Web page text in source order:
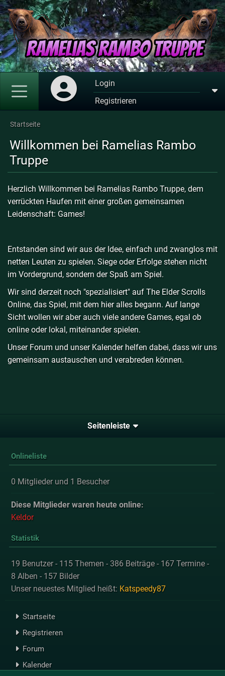
Login
Registrieren
Startseite
Willkommen bei Ramelias Rambo
Truppe
Herzlich Willkommen bei Ramelias Rambo Truppe, dem
verrückten Haufen mit einer großen gemeinsamen
Leidenschaft: Games!
Entstanden sind wir aus der Idee, einfach und zwanglos mit
netten Leuten zu spielen. Siege oder Erfolge stehen nicht
im Vordergrund, sondern der Spaß am Spiel.
Wir sind derzeit noch "spezialisiert" auf The Elder Scrolls
Online, das Spiel, mit dem hier alles begann. Auf lange
Sicht wollen wir aber auch viele andere Games, egal ob
online oder lokal, miteinander spielen.
Unser Forum und unser Kalender helfen dabei, dass wir uns
gemeinsam austauschen und verabreden können.
Seitenleiste
Onlineliste
0 Mitglieder und 1 Besucher
Diese Mitglieder waren heute online:
Keldor
Statistik
19 Benutzer - 115 Themen - 386 Beiträge - 167 Termine -
8 Alben - 157 Bilder
Unser neuestes Mitglied heißt: Katspeedy87
Startseite
Registrieren
Forum
Kalender